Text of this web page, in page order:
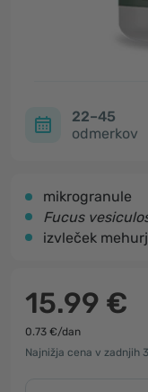
22–45
odmerkov
mikrogranule
Fucus
izvleček
15.99 €
0.73 €/dan
Najnižja cena v zadnjih